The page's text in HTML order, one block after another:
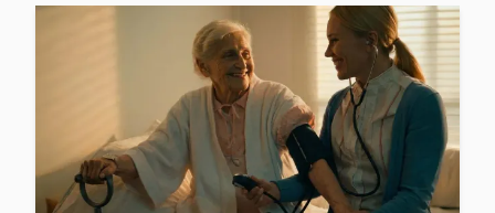
l’économie circulaire.